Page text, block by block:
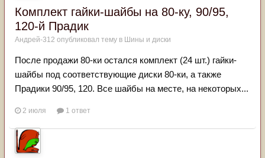
Комплект гайки-шайбы на 80-ку, 90/95,
120-й Прадик
Андрей-312 опубликовал тему в Шины и диски
После продажи 80-ки остался комплект (24 шт.) гайки-
шайбы под соответствующие диски 80-ки, а также
Прадики 90/95, 120. Все шайбы на месте, на некоторых...
2 июля 1 ответ